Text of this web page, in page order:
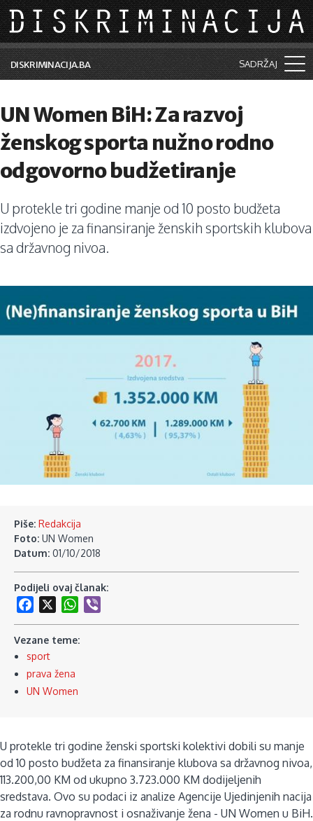
Skip to main content
DISKRIMINACIJA.BA SADRŽAJ
Vijesti i događaji
Aktuelne teme
Kolumne
Lične priče
Saradnja sa medijima
UN Women BiH: Za razvoj
ženskog sporta nužno rodno
odgovorno budžetiranje
U protekle tri godine manje od 10 posto budžeta
izdvojeno je za finansiranje ženskih sportskih klubova
sa državnog nivoa.
Piše: Redakcija
Foto: UN Women
Datum: 01/10/2018
Podijeli ovaj članak:
Facebook
WhatsApp
Vezane teme:
sport
prava žena
UN Women
U protekle tri godine ženski sportski kolektivi dobili su manje
od 10 posto budžeta za finansiranje klubova sa državnog nivoa,
113.200,00 KM od ukupno 3.723.000 KM dodijeljenih
sredstava. Ovo su podaci iz analize Agencije Ujedinjenih nacija
za rodnu ravnopravnost i osnaživanje žena - UN Women u BiH.